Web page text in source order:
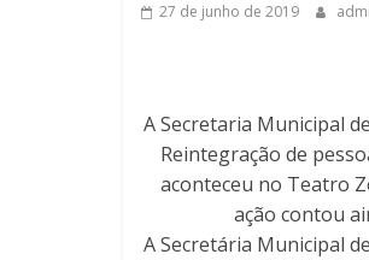
27 de junho de 2019
A Secretaria Municipal
Reintegração de
aconteceu no Teatro
ação contou
A Secretária Municipal